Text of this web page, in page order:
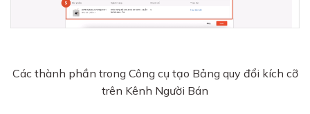
Các thành phần trong Công cụ tạo Bảng quy đổi kích cỡ
trên Kênh Người Bán